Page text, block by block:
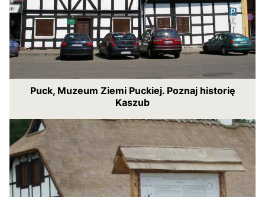
Puck, Muzeum Ziemi Puckiej. Poznaj historię
Kaszub